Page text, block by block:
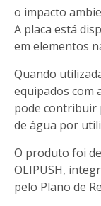
o impacto
A placa está
em elementos
Quando
equipados com
pode contribuir
de água por
O produto foi
OLIPUSH,
pelo Plano de